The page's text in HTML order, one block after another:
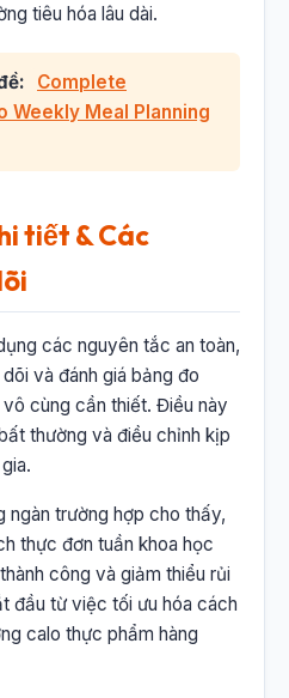
tiêu hóa lâu dài.
Complete
Weekly Meal Planning
tiết & Các
các nguyên tắc an toàn,
và đánh giá bảng đo
cùng cần thiết. Điều này
thường và điều chỉnh kịp
ngàn trường hợp cho thấy,
thực đơn tuần khoa học
công và giảm thiểu rủi
đầu từ việc tối ưu hóa cách
calo thực phẩm hàng